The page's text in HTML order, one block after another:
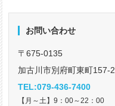
お問い合わせ
〒675-0135
加古川市別府町東町157-2
TEL:079-436-7400
【月～土】9：00～22：00